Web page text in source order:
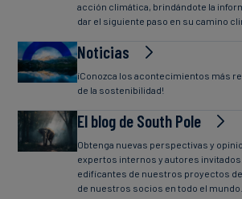
acción climática, brindándote la
dar el siguiente paso en su camino
Noticias
¡Conozca los acontecimientos más
de la sostenibilidad!
El blog de South Pole
Obtenga nuevas perspectivas y
expertos internos y autores
edificantes de nuestros proyectos
de nuestros socios en todo el mundo.